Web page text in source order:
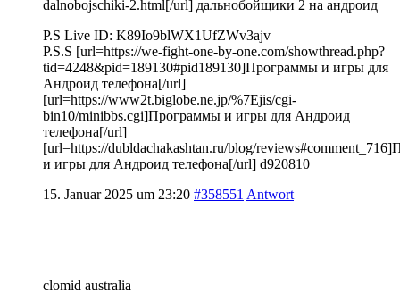
dalnobojschiki-2.html[/url] дальнобойщики 2 на андроид
P.S Live ID: K89Io9blWX1UfZWv3ajv
P.S.S [url=https://we-fight-one-by-one.com/showthread.php?
tid=4248&pid=189130#pid189130]Программы и игры для
Андроид телефона[/url]
[url=https://www2t.biglobe.ne.jp/%7Ejis/cgi-
bin10/minibbs.cgi]Программы и игры для Андроид
телефона[/url]
[url=https://dubldachakashtan.ru/blog/
и игры для Андроид телефона[/url] d920810
15. Januar 2025 um 23:20 #358551 Antwort
clomid australia